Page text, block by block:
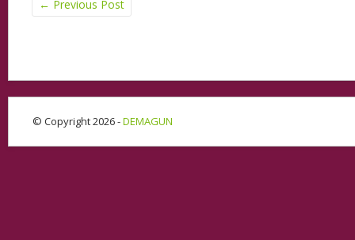
← Previous Post
© Copyright 2026 -DEMAGUN